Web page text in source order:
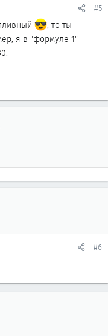
#5
, то ты
я в "формуле 1"
#6